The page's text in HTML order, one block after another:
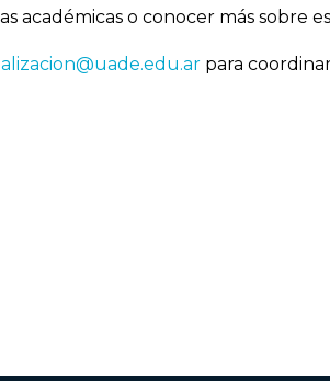
académicas o conocer más sobre
para